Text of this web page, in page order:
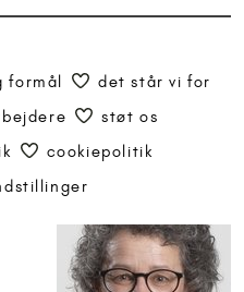
at
og efter
blevet
jeg tror
I